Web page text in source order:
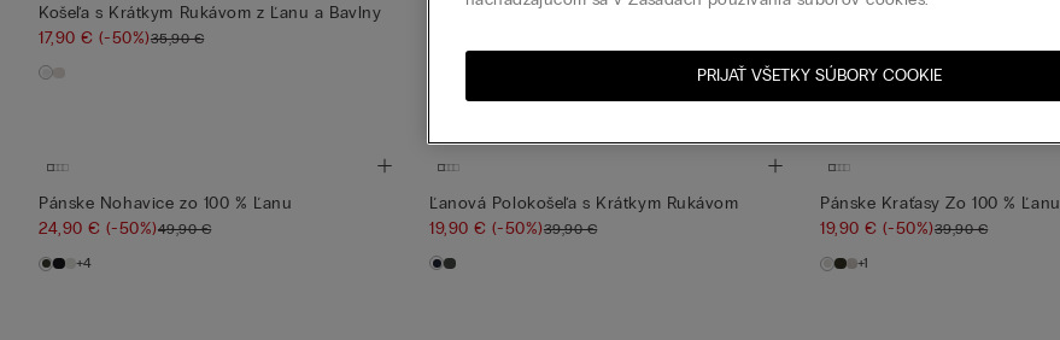
Košeľa s Krátkym Rukávom z Ľanu a Bavlny
17,90 €(-50%)35,90 €
Pánske Kraťasy zo 100 % Ľanu
+1
24,90 €(-50%)
Pánske Nohavice zo 100 % Ľanu
24,90 €(-50%)49,90 €
+4
Ľanová Polokošeľa s Krátkym Rukávom
19,90 €(-50%)39,90 €
Pánske Kraťasy Zo 100 % Ľanu
19,90 €(-50%)39,90 €
+1
PRIJAŤ VŠETKY SÚBORY COOKIE